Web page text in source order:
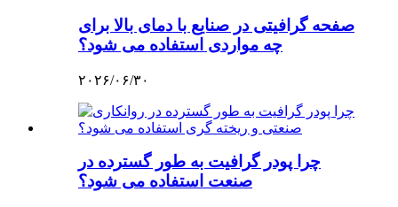
صفحه گرافیتی در صنایع با دمای بالا برای
چه مواردی استفاده می شود؟
۲۰۲۶/۰۶/۳۰
چرا پودر گرافیت به طور گسترده در
صنعت استفاده می شود؟